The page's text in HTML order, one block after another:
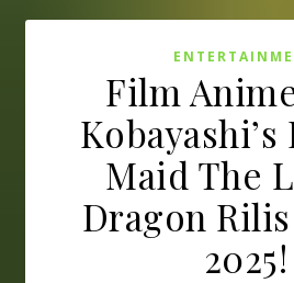
Film
Maid The
Dragon Rilis
2025!